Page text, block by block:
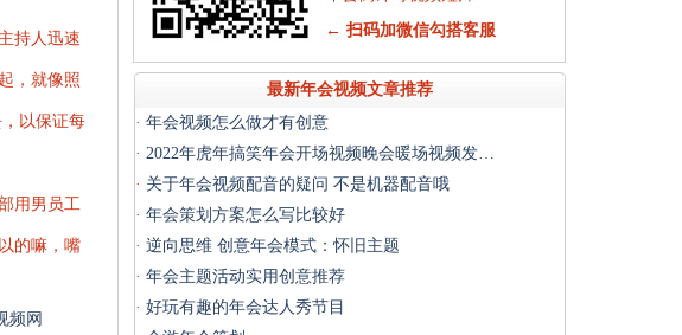
持人迅速
，就像照
以保证每
用男员工
的嘛，嘴
频网
← 扫码加微信勾搭客服
最新年会视频文章推荐
· 年会视频怎么做才有创意
· 2022年虎年搞笑年会开场视频晚会暖场视频发…
· 关于年会视频配音的疑问 不是机器配音哦
· 年会策划方案怎么写比较好
· 逆向思维 创意年会模式：怀旧主题
· 年会主题活动实用创意推荐
· 好玩有趣的年会达人秀节目